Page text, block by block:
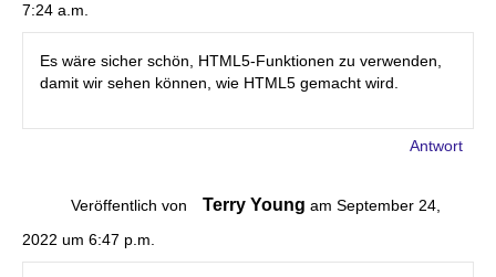
7:24 a.m.
Es wäre sicher schön, HTML5-Funktionen zu verwenden,
damit wir sehen können, wie HTML5 gemacht wird.
Antwort
Veröffentlich von Terry Young am September 24,
2022 um 6:47 p.m.